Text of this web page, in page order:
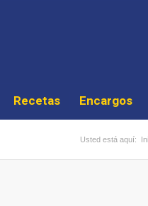
Recetas Encargos
Usted está aquí: